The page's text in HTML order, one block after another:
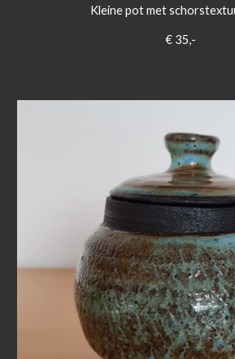
Kleine pot met
€ 35,-